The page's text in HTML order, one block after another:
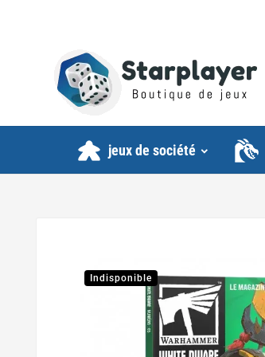
jeux de société
Indisponible